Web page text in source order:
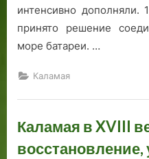
интенсивно дополняли.
принято решение
море батареи. …
Каламая
Каламая в XVIII
восстановление,